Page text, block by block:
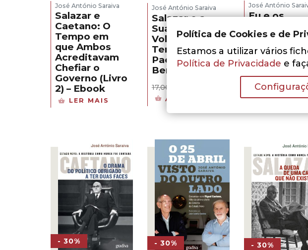
José António Saraiva
Salazar e
Caetano: O
Tempo em
que Ambos
Acreditavam
Chefiar o
Governo (Livro
2) – Ebook
LER MAIS
José António Saraiva
Salazar e a
Sua Época,
Vol. 2 – Do
Terreiro do
Paço a São
Bento
17,00
era:
é:
ADICIONAR
José António
Eu e os
preço
12,50 €.
é:
LER MAIS
- 30% - 30% - 30%
Política de Cookies e de
Estamos a utilizar vários
Política de Privacidade e